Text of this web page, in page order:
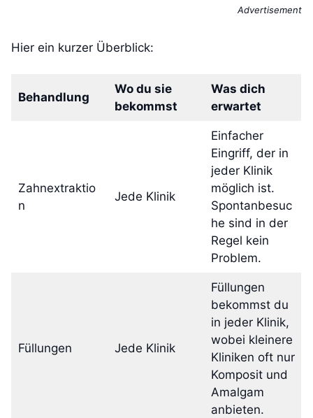
Advertisement
Hier ein kurzer Überblick:
Behandlung
Wo du sie
bekommst
Was dich
erwartet
Zahnextraktio
n
Jede Klinik
Einfacher
Eingriff, der in
jeder Klinik
möglich ist.
Spontanbesuc
he sind in der
Regel kein
Problem.
Füllungen Jede Klinik
Füllungen
bekommst du
in jeder Klinik,
wobei kleinere
Kliniken oft nur
Komposit und
Amalgam
anbieten.